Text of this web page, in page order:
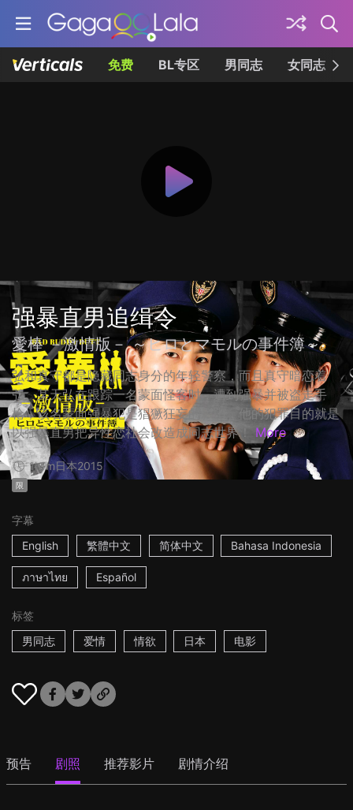
免费 BL专区 男同志 女同志
强暴直男追缉令
愛棒 －激情版－ ～ヒロとマモルの事件簿～
弘和真守都是隐藏同志身分的年轻警察，而且真守暗恋着
弘。某天弘在跟踪一名蒙面怪客时，遭到强暴并被盗走手
枪，该名蒙面强暴犯是猖獗狂妄的影山，他的犯罪目的就是
以强暴直男把异性恋社会改造成同志世界！
More
1h1m日本2015
限
字幕
English
繁體中文 简体中文 Bahasa Indonesia
ภาษาไทย Español
标签
男同志
爱情 情欲 日本 电影
预告 剧照 推荐影片 剧情介绍